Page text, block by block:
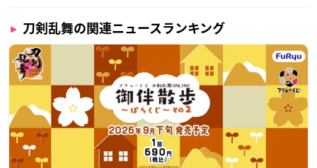
刀剣乱舞の関連ニュースランキング